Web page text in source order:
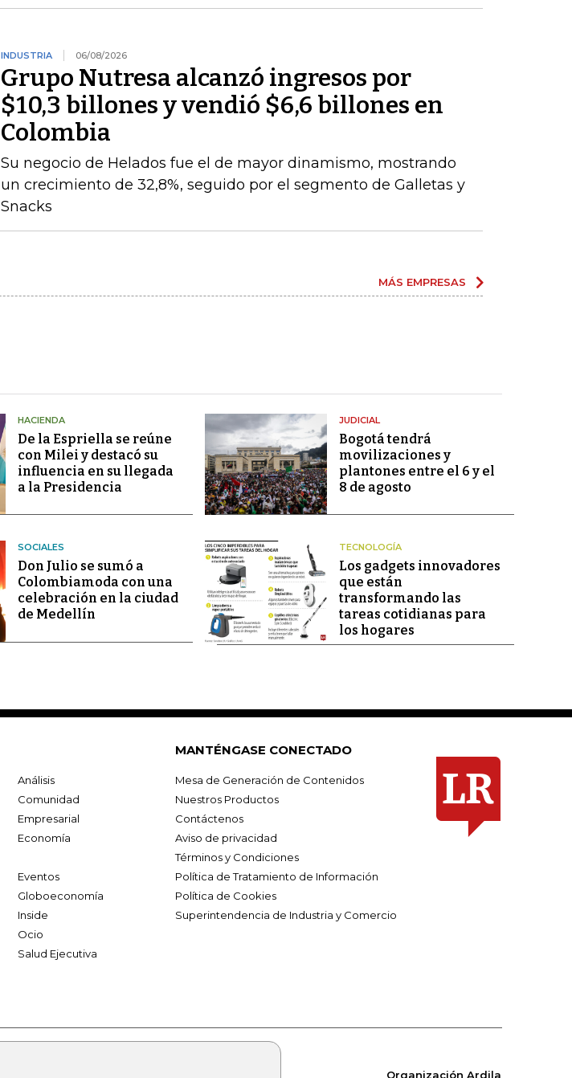
INDUSTRIA 06/08/2026
Grupo Nutresa alcanzó ingresos por
$10,3 billones y vendió $6,6 billones en
Colombia
Su negocio de Helados fue el de mayor dinamismo, mostrando
un crecimiento de 32,8%, seguido por el segmento de Galletas y
Snacks
MÁS EMPRESAS
HACIENDA
De la Espriella se reúne
con Milei y destacó su
influencia en su llegada
a la Presidencia
JUDICIAL
Bogotá tendrá
movilizaciones y
plantones entre el 6 y el
8 de agosto
SOCIALES
Don Julio se sumó a
Colombiamoda con una
celebración en la ciudad
de Medellín
TECNOLOGÍA
Los gadgets innovadores
que están
transformando las
tareas cotidianas para
los hogares
Análisis
Comunidad
Empresarial
Economía
Eventos
Globoeconomía
Inside
Ocio
Salud Ejecutiva
MANTÉNGASE CONECTADO
Mesa de Generación de Contenidos
Nuestros Productos
Contáctenos
Aviso de privacidad
Términos y Condiciones
Política de Tratamiento de Información
Política de Cookies
Superintendencia de Industria y Comercio
Organización Ardila